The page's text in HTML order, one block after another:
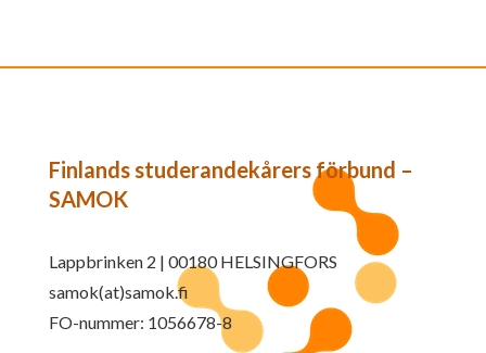
Finlands studerandekårers förbund –
SAMOK
Lappbrinken 2 | 00180 HELSINGFORS
samok(at)samok.fi
FO-nummer: 1056678-8